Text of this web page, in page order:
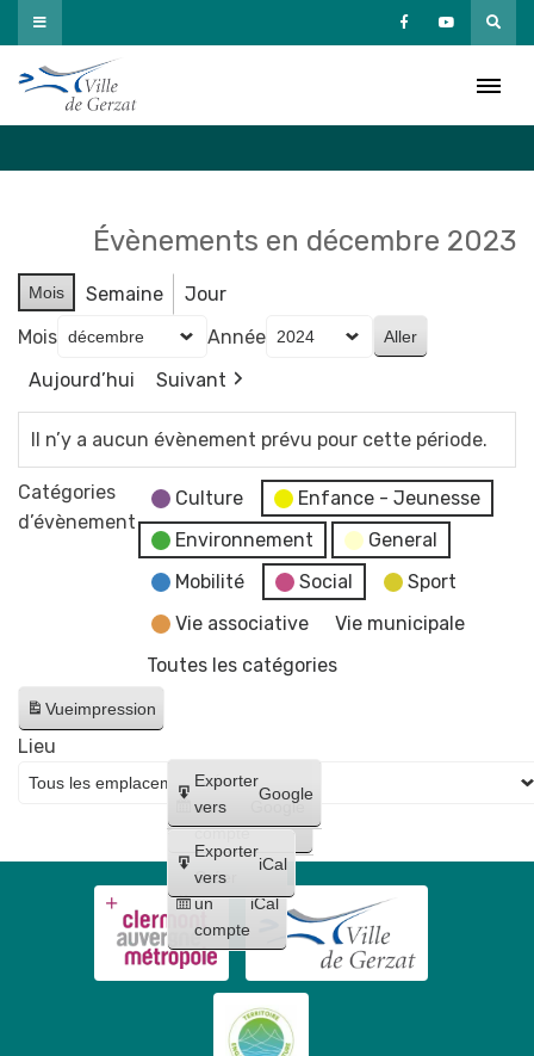
Passer
au
contenu
Évènements en décembre 2023
Mois Semaine
Jour
Mois
Année
Aujourd’hui
Suivant
Il n’y a aucun évènement prévu pour cette période.
Catégories
d’évènement
Culture
Enfance - Jeunesse
Environnement
General
Mobilité
Social
Sport
Vie associative
Vie municipale
Toutes les catégories
Vueimpression
Créer
un
compte
Google
Créer
un
compte
iCal
Exporter
vers
Google
Exporter
vers
iCal
Lieu